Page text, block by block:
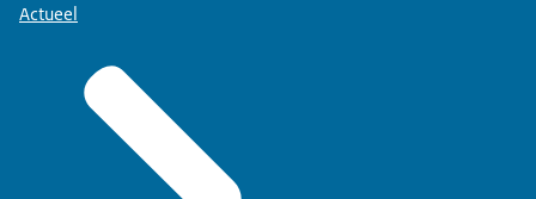
Actueel